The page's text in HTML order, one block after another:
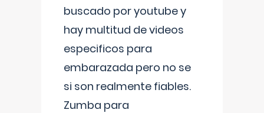
buscado por youtube y
hay multitud de videos
especificos para
embarazada pero no se
si son realmente fiables.
Zumba para